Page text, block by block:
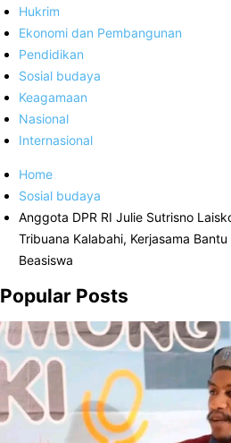
Hukrim
Ekonomi dan Pembangunan
Pendidikan
Sosial budaya
Keagamaan
Nasional
Internasional
Home
Sosial budaya
Anggota DPR RI Julie Sutrisno
Tribuana Kalabahi, Kerjasama
Beasiswa
Popular Posts